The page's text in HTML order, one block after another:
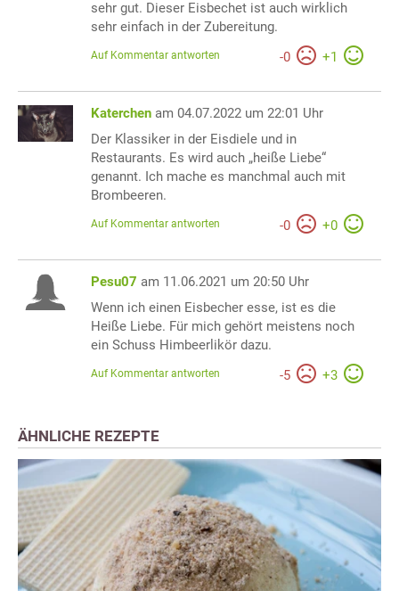
sehr gut. Dieser Eisbechet ist auch wirklich
sehr einfach in der Zubereitung.
-0 +1
Auf Kommentar antworten
Katerchen am 04.07.2022 um 22:01 Uhr
Der Klassiker in der Eisdiele und in
Restaurants. Es wird auch „heiße Liebe“
genannt. Ich mache es manchmal auch mit
Brombeeren.
-0 +0
Auf Kommentar antworten
Pesu07 am 11.06.2021 um 20:50 Uhr
Wenn ich einen Eisbecher esse, ist es die
Heiße Liebe. Für mich gehört meistens noch
ein Schuss Himbeerlikör dazu.
-5 +3
Auf Kommentar antworten
ÄHNLICHE REZEPTE